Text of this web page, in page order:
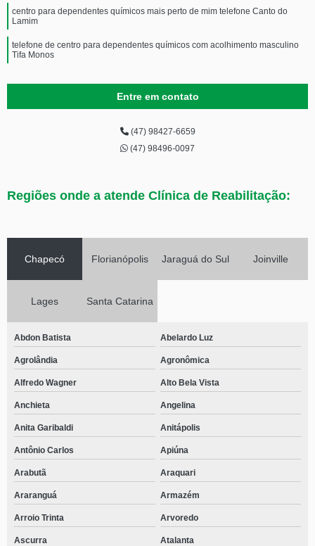
centro para dependentes químicos mais perto de mim telefone Canto do
Lamim
telefone de centro para dependentes químicos com acolhimento masculino
Tifa Monos
Entre em contato
(47) 98427-6659
(47) 98496-0097
Regiões onde a atende Clínica de Reabilitação:
Chapecó Florianópolis Jaraguá do Sul Joinville
Lages Santa Catarina
Abdon Batista Abelardo Luz
Agrolândia Agronômica
Alfredo Wagner Alto Bela Vista
Anchieta Angelina
Anita Garibaldi Anitápolis
Antônio Carlos Apiúna
Arabutã Araquari
Araranguá Armazém
Arroio Trinta Arvoredo
Ascurra Atalanta